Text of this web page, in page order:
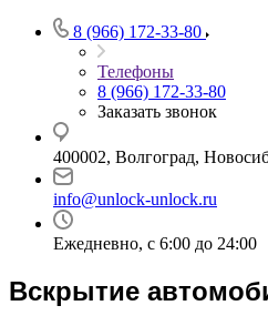
8 (966) 172-33-80
Телефоны
8 (966) 172-33-80
Заказать звонок
400002, Волгоград,
info@unlock-unlock.ru
Ежедневно, с 6:00 до 24:00
Вскрытие